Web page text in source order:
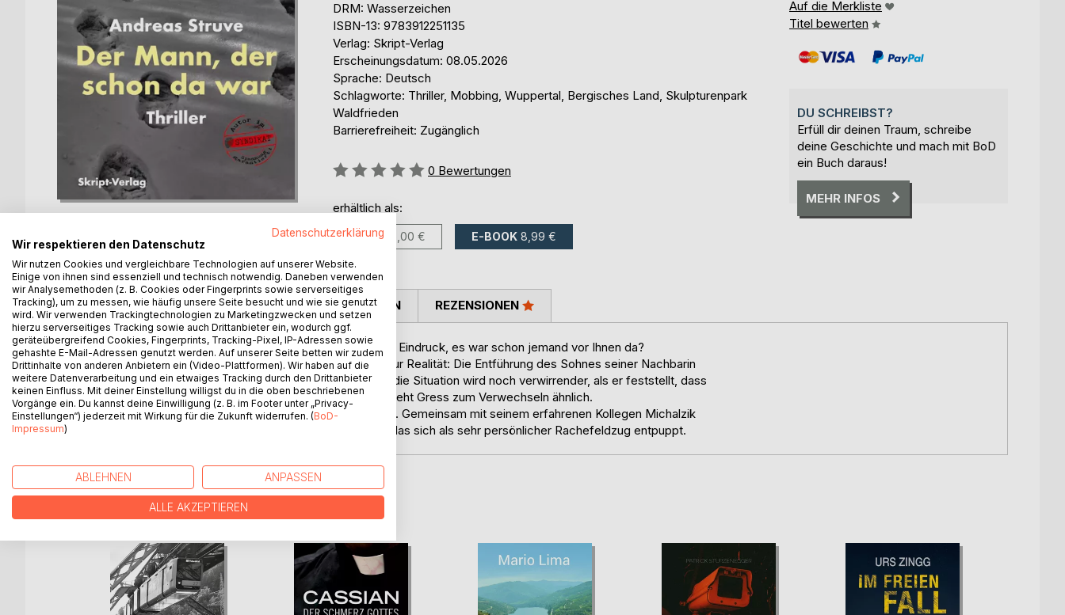
DRM: Wasserzeichen
ISBN-13: 9783912251135
Verlag: Skript-Verlag
Erscheinungsdatum: 08.05.2026
Sprache: Deutsch
Schlagworte: Thriller, Mobbing, Wuppertal, Bergisches Land, Skulpturenpark
Waldfrieden
Barrierefreiheit: Zugänglich
Bewertung::
0 Bewertungen
erhältlich als:
BUCH 16,00 € E-BOOK 8,99 €
Auf die Merkliste
Titel bewerten
DU SCHREIBST?
Erfüll dir deinen Traum, schreibe
deine Geschichte und mach mit BoD
ein Buch daraus!
MEHR INFOS
BESCHREIBUNG
Kennen Sie das? Sie kommen irgendwohin und haben den Eindruck, es war schon jemand vor Ihnen da?
Für Kriminalhauptkommissar Gress wird diese Erfahrung zur Realität: Die Entführung des Sohnes seiner Nachbarin
trifft ihn persönlich und bringt ihn an seine Grenzen. Doch die Situation wird noch verwirrender, als er feststellt, dass
jemand in seinem Umfeld ermittelt - und dieser Jemand sieht Gress zum Verwechseln ähnlich.
Die Grenze zwischen Realität und Wahnsinn verschwimmt. Gemeinsam mit seinem erfahrenen Kollegen Michalzik
verfolgt Gress eine Spur, die zu einem Verbrechen führt, das sich als sehr persönlicher Rachefeldzug entpuppt.
AUTOR/IN PRESSESTIMMEN REZENSIONEN
WEITERE TITEL BEIBoD
Datenschutzerklärung
Wir respektieren den Datenschutz
Wir nutzen Cookies und vergleichbare Technologien auf unserer Website.
Einige von ihnen sind essenziell und technisch notwendig. Daneben verwenden
wir Analysemethoden (z. B. Cookies oder Fingerprints sowie serverseitiges
Tracking), um zu messen, wie häufig unsere Seite besucht und wie sie genutzt
wird. Wir verwenden Trackingtechnologien zu Marketingzwecken und setzen
hierzu serverseitiges Tracking sowie auch Drittanbieter ein, wodurch ggf.
geräteübergreifend Cookies, Fingerprints, Tracking-Pixel, IP-Adressen sowie
gehashte E-Mail-Adressen genutzt werden. Auf unserer Seite betten wir zudem
Drittinhalte von anderen Anbietern ein (Video-Plattformen). Wir haben auf die
weitere Datenverarbeitung und ein etwaiges Tracking durch den Drittanbieter
keinen Einfluss. Mit deiner Einstellung willigst du in die oben beschriebenen
Vorgänge ein. Du kannst deine Einwilligung (z. B. im Footer unter „Privacy-
Einstellungen“) jederzeit mit Wirkung für die Zukunft widerrufen. (BoD-
Impressum)
ABLEHNEN ANPASSEN
ALLE AKZEPTIEREN